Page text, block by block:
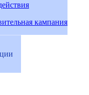
кампания